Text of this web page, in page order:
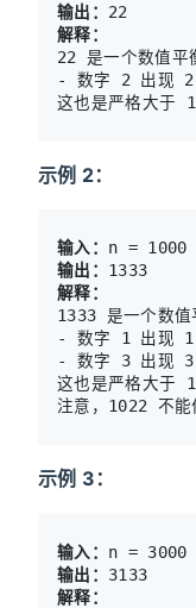
输出：
解释：
22 是一个数值平
- 数字 2 出现
示例 2：
输入：
输出：
解释：
1333 是一个数值
- 数字 1 出现 1
- 数字 3 出现
这也是严格大于
注意，1022 不
示例 3：
输入：
输出：
解释：